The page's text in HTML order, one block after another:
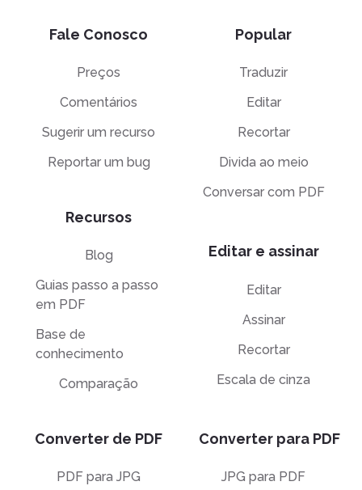
Fale Conosco
Preços
Comentários
Sugerir um recurso
Reportar um bug
Recursos
Blog
Guias passo a passo
em PDF
Base de
conhecimento
Comparação
Popular
Traduzir
Editar
Recortar
Divida ao meio
Conversar com PDF
Editar e assinar
Editar
Assinar
Recortar
Escala de cinza
Converter de PDF
PDF para JPG
Converter para PDF
JPG para PDF